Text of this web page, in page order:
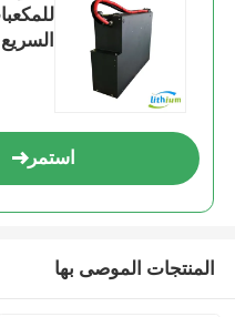
السريع
استمر
المنتجات الموصى بها